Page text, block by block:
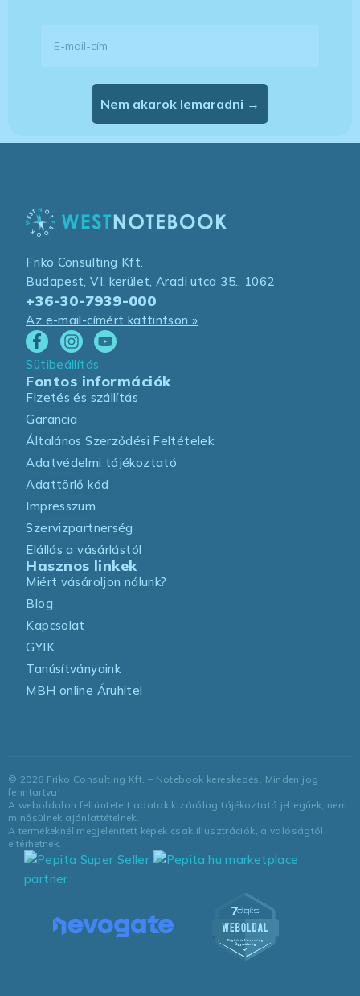
Nem akarok lemaradni →
Friko Consulting Kft.
Budapest, VI. kerület, Aradi utca 35., 1062
+36-30-7939-000
Az e-mail-címért kattintson »
Sütibeállítás
Fontos információk
Fizetés és szállítás
Garancia
Általános Szerződési Feltételek
Adatvédelmi tájékoztató
Adattörlő kód
Impresszum
Szervizpartnerség
Elállás a vásárlástól
Hasznos linkek
Miért vásároljon nálunk?
Blog
Kapcsolat
GYIK
Tanúsítványaink
MBH online Áruhitel
© 2026 Friko Consulting Kft. – Notebook kereskedés. Minden jog
fenntartva!
A weboldalon feltüntetett adatok kizárólag tájékoztató jellegűek, nem
minősülnek ajánlattételnek.
A termékeknél megjelenített képek csak illusztrációk, a valóságtól
eltérhetnek.
marketplace
partner